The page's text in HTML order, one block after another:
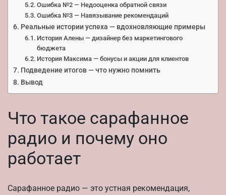
Ошибка №2 — Недооценка обратной связи
Ошибка №3 — Навязывание рекомендаций
Реальные истории успеха — вдохновляющие примеры
История Алены — дизайнер без маркетингового
бюджета
История Максима — бонусы и акции для клиентов
Подведение итогов — что нужно помнить
Вывод
Что такое сарафанное
радио и почему оно
работает
Сарафанное радио — это устная рекомендация,